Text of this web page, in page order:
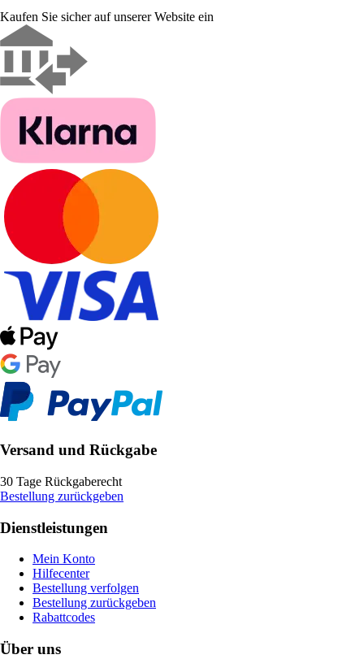
Kaufen Sie sicher auf unserer Website ein
Versand und Rückgabe
30 Tage Rückgaberecht
Bestellung zurückgeben
Dienstleistungen
Mein Konto
Hilfecenter
Bestellung verfolgen
Bestellung zurückgeben
Rabattcodes
Über uns